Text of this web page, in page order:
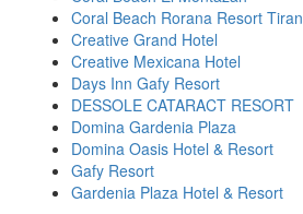
Coral Beach Rorana Resort Tiran
Creative Grand Hotel
Creative Mexicana Hotel
Days Inn Gafy Resort
DESSOLE CATARACT RESORT
Domina Gardenia Plaza
Domina Oasis Hotel & Resort
Gafy Resort
Gardenia Plaza Hotel & Resort